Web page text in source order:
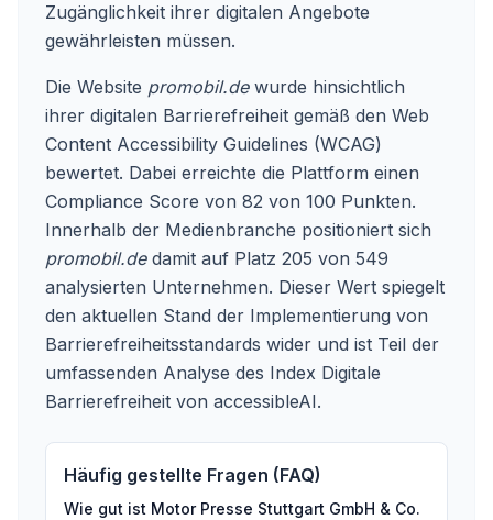
Zugänglichkeit ihrer digitalen Angebote
gewährleisten müssen.
Die Website promobil.dewurde hinsichtlich
ihrer digitalen Barrierefreiheit gemäß den Web
Content Accessibility Guidelines (WCAG)
bewertet. Dabei erreichte die Plattform einen
Compliance Score von 82 von 100 Punkten.
Innerhalb der Medienbranche positioniert sich
promobil.dedamit auf Platz 205 von 549
analysierten Unternehmen. Dieser Wert spiegelt
den aktuellen Stand der Implementierung von
Barrierefreiheitsstandards wider und ist Teil der
umfassenden Analyse des Index Digitale
Barrierefreiheit von accessibleAI.
Häufig gestellte Fragen (FAQ)
Wie gut ist Motor Presse Stuttgart GmbH & Co.